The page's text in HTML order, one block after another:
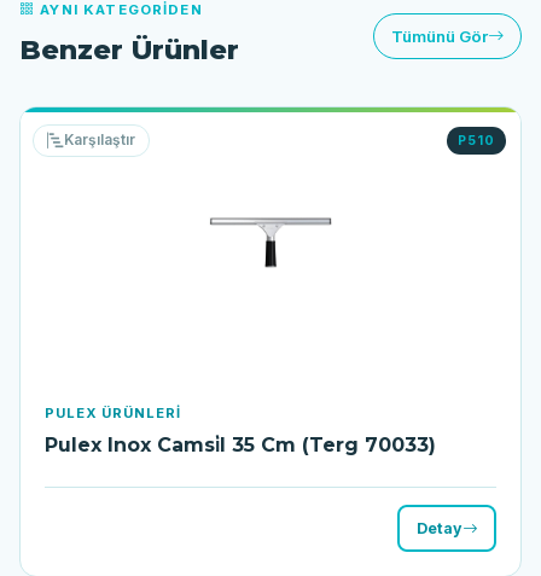
AYNI KATEGORIDEN
Benzer Ürünler Tümünü Gör
P510
Karşılaştır
PULEX ÜRÜNLERI
Pulex Inox Camsi̇l 35 Cm (Terg 70033)
Detay